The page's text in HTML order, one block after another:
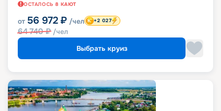
ОСТАЛОСЬ 8 КАЮТ
от 56 972 ₽ /чел
64 740₽ /чел
+2 027
Выбрать круиз